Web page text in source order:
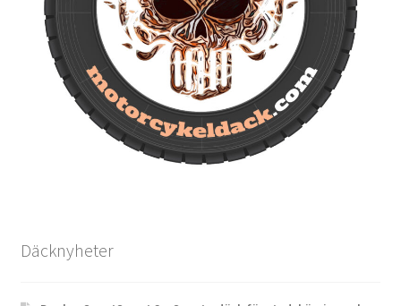
Däcknyheter